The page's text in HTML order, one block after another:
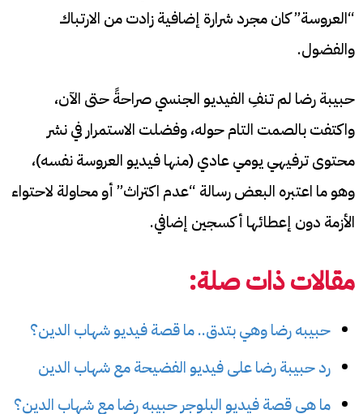
“العروسة” كان مجرد شرارة إضافية زادت من الارتباك
والفضول.
حبيبة رضا لم تنفِ الفيديو الجنسي صراحةً حتى الآن،
واكتفت بالصمت التام حوله، وفضلت الاستمرار في نشر
محتوى ترفيهي يومي عادي (منها فيديو العروسة نفسه)،
وهو ما اعتبره البعض رسالة “عدم اكتراث” أو محاولة لاحتواء
الأزمة دون إعطائها أكسجين إضافي.
مقالات ذات صلة:
حبيبه رضا وهي بتدق.. ما قصة فيديو شهاب الدين؟
رد حبيبة رضا على فيديو الفضيحة مع شهاب الدين
ما هي قصة فيديو البلوجر حبيبه رضا مع شهاب الدين؟